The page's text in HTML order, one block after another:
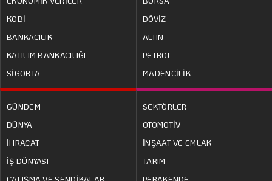
KOBİ
BANKACILIK
KATILIM BANKACILIĞI
SİGORTA
DÖVİZ
ALTIN
PETROL
MADENCİLİK
GÜNDEM
DÜNYA
İHRACAT
İŞ DÜNYASI
SEKTÖRLER
OTOMOTİV
İNŞAAT VE EMLAK
TARIM